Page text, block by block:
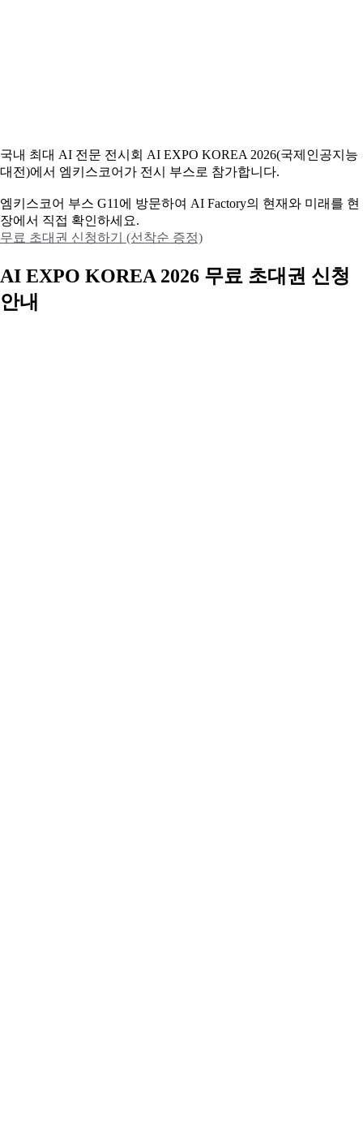
국내 최대 AI 전문 전시회 AI EXPO KOREA 2026(국제인공지능
대전)에서 엠키스코어가 전시 부스로 참가합니다.
엠키스코어 부스 G11에 방문하여 AI Factory의 현재와 미래를 현
장에서 직접 확인하세요.
무료 초대권 신청하기 (선착순 증정)
AI EXPO KOREA 2026 무료 초대권 신청
안내